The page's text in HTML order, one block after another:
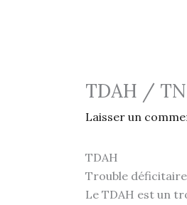
TDAH /
Laisser un
TDAH
Trouble
Le TDAH est un